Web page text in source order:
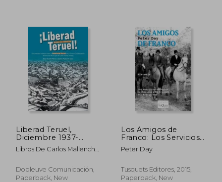
NT$ 881
Liberad Teruel,
Diciembre 1937-
Febrero 1938:
Documentos Inéditos
Teruel en la Guerra
Civil Española del
Libros De Carlos Mallench
Dobleuve Comunicación,
Paperback, New
Los Amigos de
Franco: Los Servicios
Secretos Británicos y
el Triunfo del
Spanish)
Peter Day
Tusquets Editores, 2015,
Paperback, New